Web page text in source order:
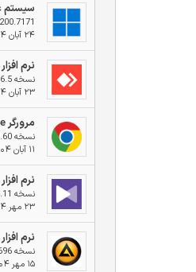
سیستم
۲۴ آبان ۱۴۰۴
نرم افزار Anydesk
نسخه v9.6.5
۲۳ آبان ۱۴۰۴
مرورگر Google Chrome
نسخه v142.0.7444.60
۱۱ آبان ۱۴۰۴
نرم افزار KMPlayer
نسخه v2025.9.25.11 و v4.2.3.28
۲۳ مهر ۱۴۰۴
نرم افزار AIMP
نسخه v5.40.2696
۱۵ مهر ۱۴۰۴